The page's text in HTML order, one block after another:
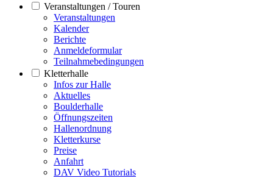
Veranstaltungen / Touren
Veranstaltungen
Kalender
Berichte
Anmeldeformular
Teilnahmebedingungen
Kletterhalle
Infos zur Halle
Aktuelles
Boulderhalle
Öffnungszeiten
Hallenordnung
Kletterkurse
Preise
Anfahrt
DAV Video Tutorials